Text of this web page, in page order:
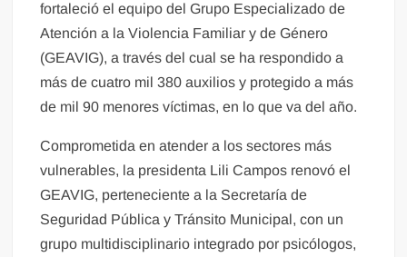
fortaleció el equipo del Grupo Especializado de
Atención a la Violencia Familiar y de Género
(GEAVIG), a través del cual se ha respondido a
más de cuatro mil 380 auxilios y protegido a más
de mil 90 menores víctimas, en lo que va del año.
Comprometida en atender a los sectores más
vulnerables, la presidenta Lili Campos renovó el
GEAVIG, perteneciente a la Secretaría de
Seguridad Pública y Tránsito Municipal, con un
grupo multidisciplinario integrado por psicólogos,